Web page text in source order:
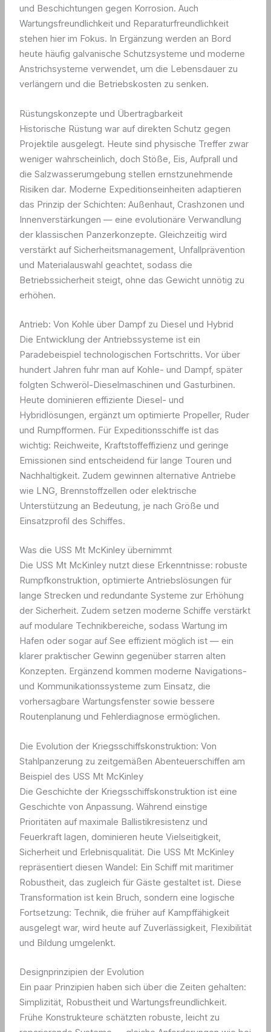
und Beschichtungen gegen Korrosion. Auch
Wartungsfreundlichkeit und Reparaturfreundlichkeit
stehen hier im Fokus. In Ergänzung werden an Bord
heute häufig galvanische Schutzsysteme und moderne
Anstrichsysteme verwendet, um die Lebensdauer zu
verlängern und die Betriebskosten zu senken.
Rüstungskonzepte und Übertragbarkeit
Historische Rüstung war auf direkten Schutz gegen
Projektile ausgelegt. Heute sind physische Treffer zwar
weniger wahrscheinlich, doch Stöße, Eis, Aufprall und
die Salzwasserumgebung stellen ernstzunehmende
Risiken dar. Moderne Expeditionseinheiten adaptieren
das Prinzip der Schichten: Außenhaut, Crashzonen und
Innenverstärkungen — eine evolutionäre Verwandlung
der klassischen Panzerkonzepte. Gleichzeitig wird
verstärkt auf Sicherheitsmanagement, Unfallprävention
und Materialauswahl geachtet, sodass die
Betriebssicherheit steigt, ohne das Gewicht unnötig zu
erhöhen.
Antrieb: Von Kohle über Dampf zu Diesel und Hybrid
Die Entwicklung der Antriebssysteme ist ein
Paradebeispiel technologischen Fortschritts. Vor über
hundert Jahren fuhr man auf Kohle- und Dampf, später
folgten Schweröl-Dieselmaschinen und Gasturbinen.
Heute dominieren effiziente Diesel- und
Hybridlösungen, ergänzt um optimierte Propeller, Ruder
und Rumpfformen. Für Expeditionsschiffe ist das
wichtig: Reichweite, Kraftstoffeffizienz und geringe
Emissionen sind entscheidend für lange Touren und
Nachhaltigkeit. Zudem gewinnen alternative Antriebe
wie LNG, Brennstoffzellen oder elektrische
Unterstützung an Bedeutung, je nach Größe und
Einsatzprofil des Schiffes.
Was die USS Mt McKinley übernimmt
Die USS Mt McKinley nutzt diese Erkenntnisse: robuste
Rumpfkonstruktion, optimierte Antriebslösungen für
lange Strecken und redundante Systeme zur Erhöhung
der Sicherheit. Zudem setzen moderne Schiffe verstärkt
auf modulare Technikbereiche, sodass Wartung im
Hafen oder sogar auf See effizient möglich ist — ein
klarer praktischer Gewinn gegenüber starren alten
Konzepten. Ergänzend kommen moderne Navigations-
und Kommunikationssysteme zum Einsatz, die
vorhersagbare Wartungsfenster sowie bessere
Routenplanung und Fehlerdiagnose ermöglichen.
Die Evolution der Kriegsschiffskonstruktion: Von
Stahlpanzerung zu zeitgemäßen Abenteuerschiffen am
Beispiel des USS Mt McKinley
Die Geschichte der Kriegsschiffskonstruktion ist eine
Geschichte von Anpassung. Während einstige
Prioritäten auf maximale Ballistikresistenz und
Feuerkraft lagen, dominieren heute Vielseitigkeit,
Sicherheit und Erlebnisqualität. Die USS Mt McKinley
repräsentiert diesen Wandel: Ein Schiff mit maritimer
Robustheit, das zugleich für Gäste gestaltet ist. Diese
Transformation ist kein Bruch, sondern eine logische
Fortsetzung: Technik, die früher auf Kampffähigkeit
ausgelegt war, wird heute auf Zuverlässigkeit, Flexibilität
und Bildung umgelenkt.
Designprinzipien der Evolution
Ein paar Prinzipien haben sich über die Zeiten gehalten:
Simplizität, Robustheit und Wartungsfreundlichkeit.
Frühe Konstrukteure schätzten robuste, leicht zu